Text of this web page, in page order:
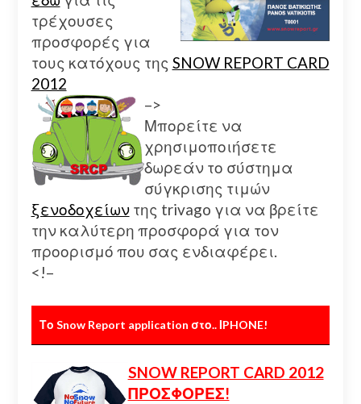
τρέχουσες
προσφορές για
τους κατόχους της SNOW REPORT CARD
2012
–>
Μπορείτε να
χρησιμοποιήσετε
δωρεάν το σύστημα
σύγκρισης τιμών
ξενοδοχείωντης trivago για να βρείτε
την καλύτερη προσφορά για τον
προορισμό που σας ενδιαφέρει.
<!–
Το Snow Report application στο.. ΙPHONE!
SNOW REPORT CARD 2012
ΠΡΟΣΦΟΡΕΣ!